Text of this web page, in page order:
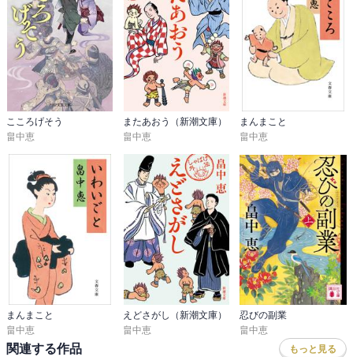
こころげそう
畠中恵
またあおう（新潮文庫）
畠中恵
まんまこと
畠中恵
まんまこと
畠中恵
えどさがし（新潮文庫）
畠中恵
忍びの副業
畠中恵
関連する作品 もっと見る